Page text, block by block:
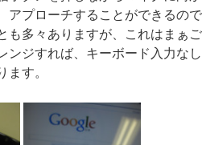
アプローチすることができるので
も多々ありますが、これはまぁご
ンジすれば、キーボード入力なし
ます。